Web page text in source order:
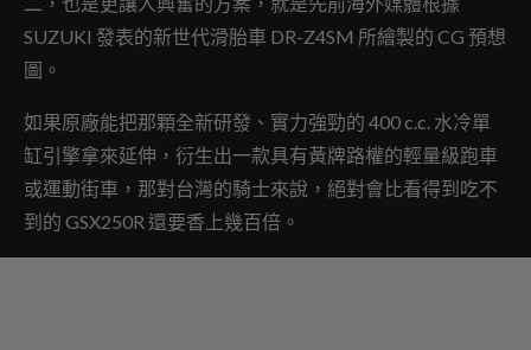
SUZUKI 發表的新世代滑胎車 DR-Z4SM 所繪製的 CG 預想
圖。
如果原廠能把那顆全新研發、實力強勁的 400 c.c. 水冷單
缸引擎拿來延伸，衍生出一款具有黃牌路權的輕量級跑車
或運動街車，那對台灣的騎士來說，絕對會比看得到吃不
到的 GSX250R 還要香上幾百倍。